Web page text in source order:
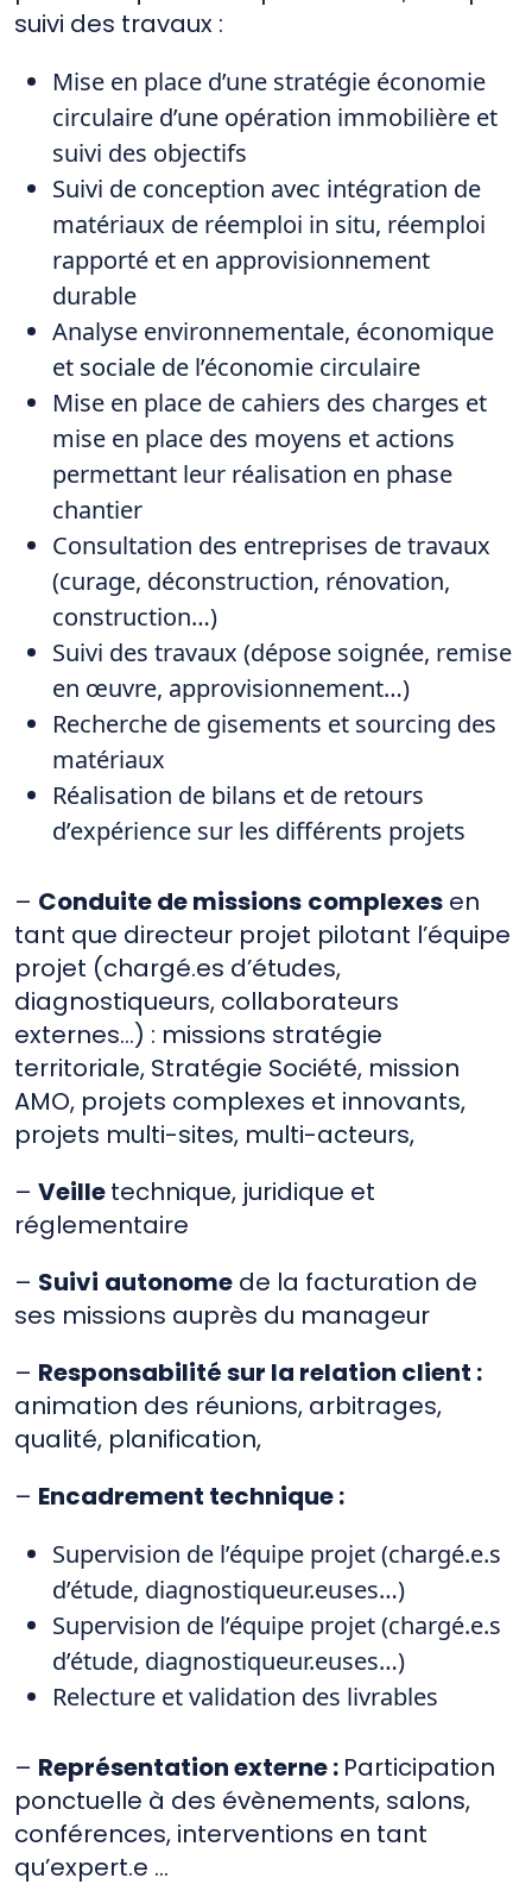
suivi des travaux :
Mise en place d’une stratégie économie
circulaire d’une opération immobilière et
suivi des objectifs
Suivi de conception avec intégration de
matériaux de réemploi in situ, réemploi
rapporté et en approvisionnement
durable
Analyse environnementale, économique
et sociale de l’économie circulaire
Mise en place de cahiers des charges et
mise en place des moyens et actions
permettant leur réalisation en phase
chantier
Consultation des entreprises de travaux
(curage, déconstruction, rénovation,
construction…)
Suivi des travaux (dépose soignée, remise
en œuvre, approvisionnement…)
Recherche de gisements et sourcing des
matériaux
Réalisation de bilans et de retours
d’expérience sur les différents projets
– Conduite de missions complexes en
tant que directeur projet pilotant l’équipe
projet (chargé.es d’études,
diagnostiqueurs, collaborateurs
externes…) : missions stratégie
territoriale, Stratégie Société, mission
AMO, projets complexes et innovants,
projets multi-sites, multi-acteurs,
– Veilletechnique, juridique et
réglementaire
– Suivi autonome de la facturation de
ses missions auprès du manageur
– Responsabilité sur la relation client :
animation des réunions, arbitrages,
qualité, planification,
– Encadrement technique:
Supervision de l’équipe projet (chargé.e.s
d’étude, diagnostiqueur.euses…)
Supervision de l’équipe projet (chargé.e.s
d’étude, diagnostiqueur.euses…)
Relecture et validation des livrables
– Représentation externe : Participation
ponctuelle à des évènements, salons,
conférences, interventions en tant
qu’expert.e …